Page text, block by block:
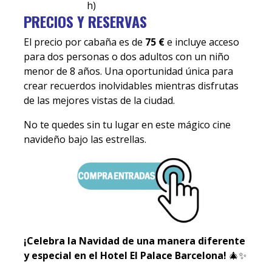
h)
PRECIOS Y RESERVAS
El precio por cabaña es de 75 €e incluye acceso
para dos personas o dos adultos con un niño
menor de 8 años. Una oportunidad única para
crear recuerdos inolvidables mientras disfrutas
de las mejores vistas de la ciudad.
No te quedes sin tu lugar en este mágico cine
navideño bajo las estrellas.
¡Celebra la Navidad de una manera diferente
y especial en el Hotel El Palace Barcelona! 🎄✨